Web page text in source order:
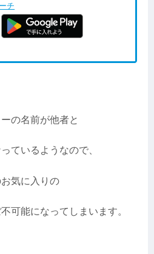
チ
の名前が他者と
ているようなので、
気に入りの
可能になってしまいます。